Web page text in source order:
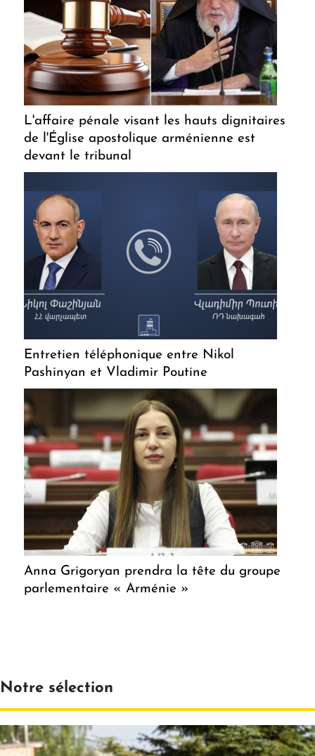
L'affaire pénale visant les hauts dignitaires
de l'Église apostolique arménienne est
devant le tribunal
Entretien téléphonique entre Nikol
Pashinyan et Vladimir Poutine
Anna Grigoryan prendra la tête du groupe
parlementaire « Arménie »
Notre sélection